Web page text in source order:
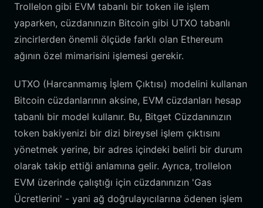
Trollelon gibi EVM tabanlı bir token ile işlem
yaparken, cüzdanınızın Bitcoin gibi UTXO tabanlı
zincirlerden önemli ölçüde farklı olan Ethereum
ağının özel mimarisini işlemesi gerekir.
UTXO (Harcanmamış İşlem Çıktısı) modelini kullanan
Bitcoin cüzdanlarının aksine, EVM cüzdanları hesap
tabanlı bir model kullanır. Bu, Bitget Cüzdanınızın
token bakiyenizi bir dizi bireysel işlem çıktısını
yönetmek yerine, bir adres içindeki belirli bir durum
olarak takip ettiği anlamına gelir. Ayrıca, trollelon
EVM üzerinde çalıştığı için cüzdanınızın 'Gas
Ücretlerini' - yani ağ doğrulayıcılarına ödenen işlem